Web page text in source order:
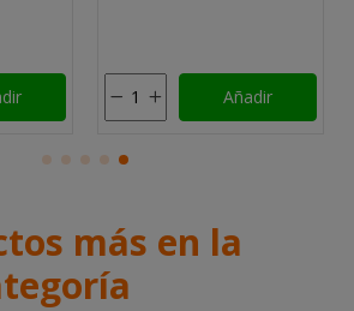
Añadir
más en la